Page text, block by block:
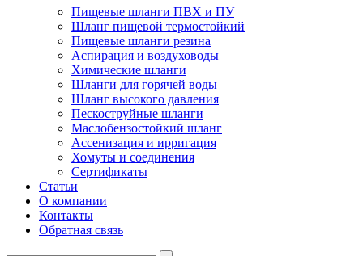
Пищевые шланги ПВХ и ПУ
Шланг пищевой термостойкий
Пищевые шланги резина
Аспирация и воздуховоды
Химические шланги
Шланги для горячей воды
Шланг высокого давления
Пескоструйные шланги
Маслобензостойкий шланг
Ассенизация и ирригация
Хомуты и соединения
Сертификаты
Статьи
О компании
Контакты
Обратная связь